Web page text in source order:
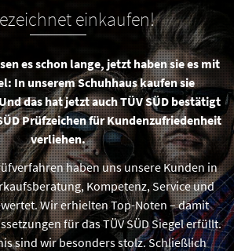
einkaufen!
es schon lange, jetzt haben sie es mit
In unserem Schuhhaus kaufen sie
das hat jetzt auch TÜV SÜD bestätigt
Prüfzeichen für Kundenzufriedenheit
verliehen.
haben uns unsere Kunden in
Kompetenz, Service und
Wir erhielten Top-Noten – damit
für das TÜV SÜD Siegel erfüllt.
sind wir besonders stolz. Schließlich